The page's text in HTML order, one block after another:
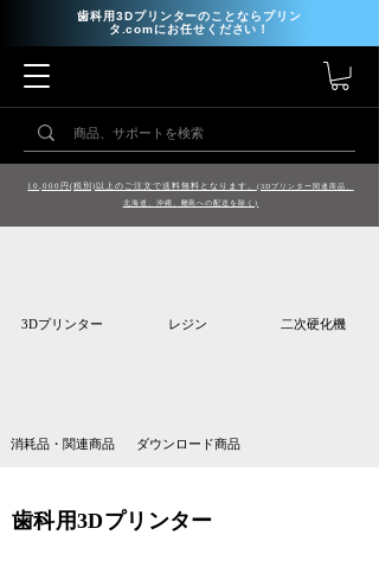
歯科用3Dプリンターのことならプリン
タ.comにお任せください！
10,000円(税別)以上のご注文で送料無料となります。 (3Dプリンター関連商品、
北海道、沖縄、離島への配送を除く)
3Dプリンター
消耗品・関連商品
レジン
ダウンロード商品
二次硬化機
歯科用3Dプリンター